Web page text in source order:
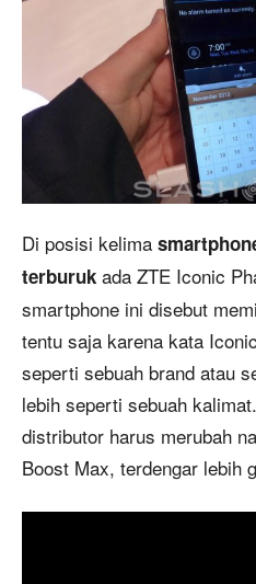
Di posisi kelima
terburuk ada ZTE Iconic
smartphone ini disebut
tentu saja karena kata
seperti sebuah brand atau
lebih seperti sebuah
distributor harus merubah
Boost Max, terdengar lebih